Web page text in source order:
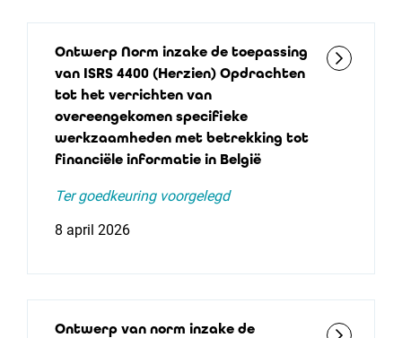
Ontwerp Norm inzake de toepassing
van ISRS 4400 (Herzien) Opdrachten
tot het verrichten van
overeengekomen specifieke
werkzaamheden met betrekking tot
financiële informatie in België
Ter goedkeuring voorgelegd
8 april 2026
Ontwerp van norm inzake de